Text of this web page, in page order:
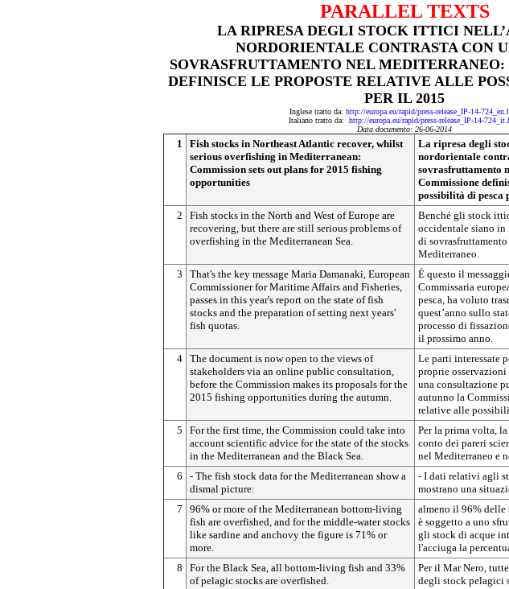
PARALLEL TEXTS
LA RIPRESA DEGLI STOCK ITTICI
NORDORIENTALE CONTRASTA CON
SOVRASFRUTTAMENTO NEL
DEFINISCE LE PROPOSTE RELATIVE ALLE
PER IL 2015
Inglese tratto da: http://europa.eu/rapid/press-release_IP-14-
Italiano tratto da: http://europa.eu/rapid/press-release_IP-14-
Data documento: 26-06-2014
1
Fish stocks in Northeast Atlantic recover, whilst
serious overfishing in Mediterranean:
Commission sets out plans for 2015 fishing
opportunities
La ripresa degli
nordorientale
sovrasfruttamento
Commissione
possibilità di pesca
2
Fish stocks in the North and West of Europe are
recovering, but there are still serious problems of
overfishing in the Mediterranean Sea.
Benché gli stock
occidentale siano in
di
Mediterraneo.
3
That's the key message Maria Damanaki, European
Commissioner for Maritime Affairs and Fisheries,
passes in this year's report on the state of fish
stocks and the preparation of setting next years'
fish quotas.
È questo il
Commissaria
pesca, ha voluto
quest’anno sullo
processo di
il prossimo anno.
4 The document is now open to the views of
stakeholders via an online public consultation,
before the Commission makes its proposals for the
2015 fishing opportunities during the autumn.
Le parti interessate
proprie
una consultazione
autunno la
relative alle
5
For the first time, the Commission could take into
account scientific advice for the state of the stocks
in the Mediterranean and the Black Sea.
Per la prima volta,
conto dei pareri
nel Mediterraneo e
6
- The fish stock data for the Mediterranean show a
dismal picture:
- I dati relativi agli
mostrano una
7
96% or more of the Mediterranean bottom-living
fish are overfished, and for the middle-water stocks
like sardine and anchovy the figure is 71% or
more.
almeno il 96% delle
è soggetto a uno
gli stock di acque
l'acciuga la
8
For the Black Sea, all bottom-living fish and 33%
of pelagic stocks are overfished.
Per il Mar Nero,
degli stock pelagici